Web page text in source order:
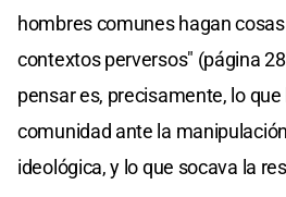
hombres comunes hagan
contextos perversos" (página
pensar es, precisamente, lo
comunidad ante la
ideológica, y lo que socava la